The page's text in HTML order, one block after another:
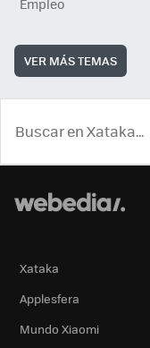
VER MÁS TEMAS
Xataka
Applesfera
Mundo Xiaomi